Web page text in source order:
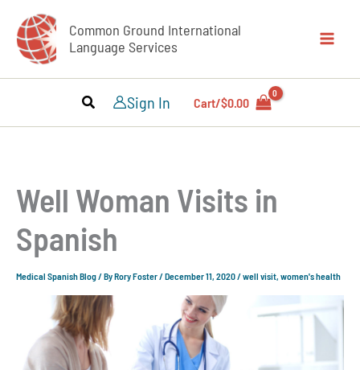
content
Common Ground International
Language Services
Sign In Cart/$0.00
Well Woman Visits in
Spanish
Medical Spanish Blog / ByRory Foster /December 11, 2020 /well visit women's health